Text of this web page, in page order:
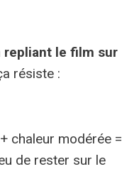
repliant le film sur
résiste :
chaleur modérée =
de rester sur le